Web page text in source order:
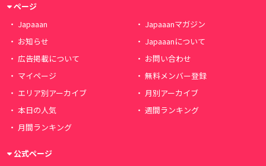
ページ
Japaaan
Japaaanマガジン
お知らせ
Japaaanについて
広告掲載について
お問い合わせ
マイページ
無料メンバー登録
エリア別アーカイブ
月別アーカイブ
本日の人気
週間ランキング
月間ランキング
公式ページ